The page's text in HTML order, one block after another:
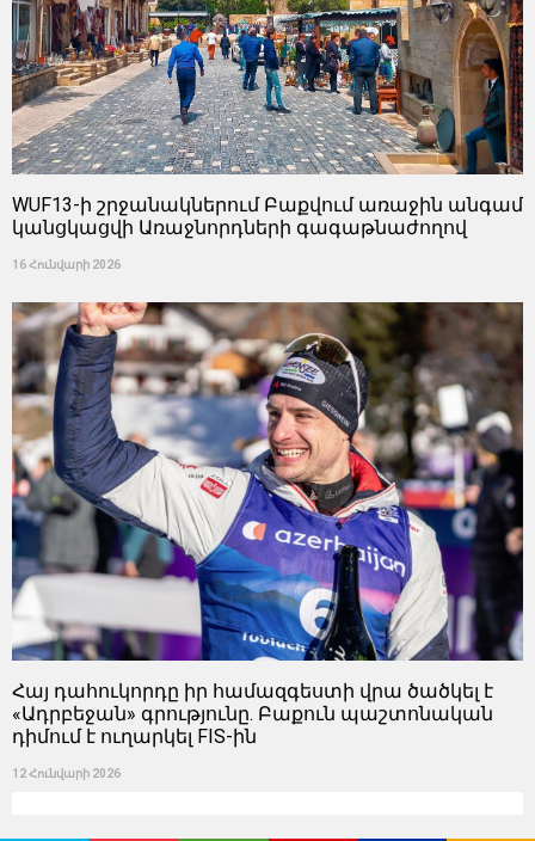
WUF13-ի շրջանակներում Բաքվում առաջին անգամ
կանցկացվի Առաջնորդների գագաթնաժողով
16 Հունվարի 2026
Հայ դահուկորդը իր համազգեստի վրա ծածկել է
«Ադրբեջան» գրությունը. Բաքուն պաշտոնական
դիմում է ուղարկել FIS-ին
12 Հունվարի 2026